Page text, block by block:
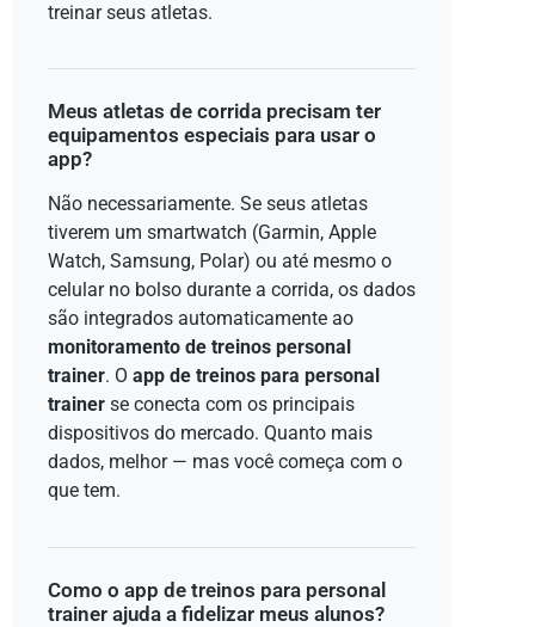
treinar seus atletas.
Meus atletas de corrida precisam ter
equipamentos especiais para usar o
app?
Não necessariamente. Se seus atletas
tiverem um smartwatch (Garmin, Apple
Watch, Samsung, Polar) ou até mesmo o
celular no bolso durante a corrida, os dados
são integrados automaticamente ao
monitoramento de treinos personal
trainer. O app de treinos para personal
trainer se conecta com os principais
dispositivos do mercado. Quanto mais
dados, melhor — mas você começa com o
que tem.
Como o app de treinos para personal
trainer ajuda a fidelizar meus alunos?